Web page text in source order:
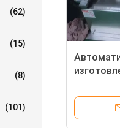
(62)
(15)
(8)
(101)